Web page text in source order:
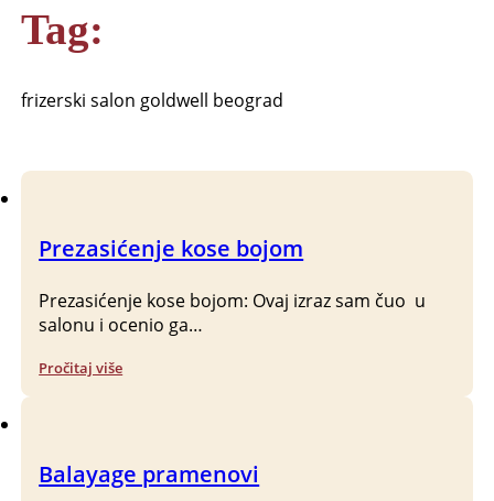
Tag:
frizerski salon goldwell beograd
Prezasićenje kose bojom
Prezasićenje kose bojom: Ovaj izraz sam čuo u
salonu i ocenio ga…
Pročitaj više
Balayage pramenovi